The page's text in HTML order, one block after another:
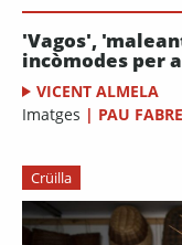
'Vagos',
incòmodes per
VICENT ALMELA
Imatges | PAU
Crüilla